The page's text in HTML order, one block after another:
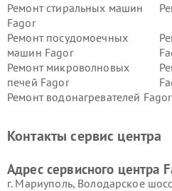
Ремонт стиральных машин
Fagor
Ремонт посудомоечных
машин Fagor
Ремонт микроволновых
печей Fagor
Ремонт водонагревателей Fagor
Контакты сервис центра
Адрес сервисного центра
г. Мариуполь, Володарское